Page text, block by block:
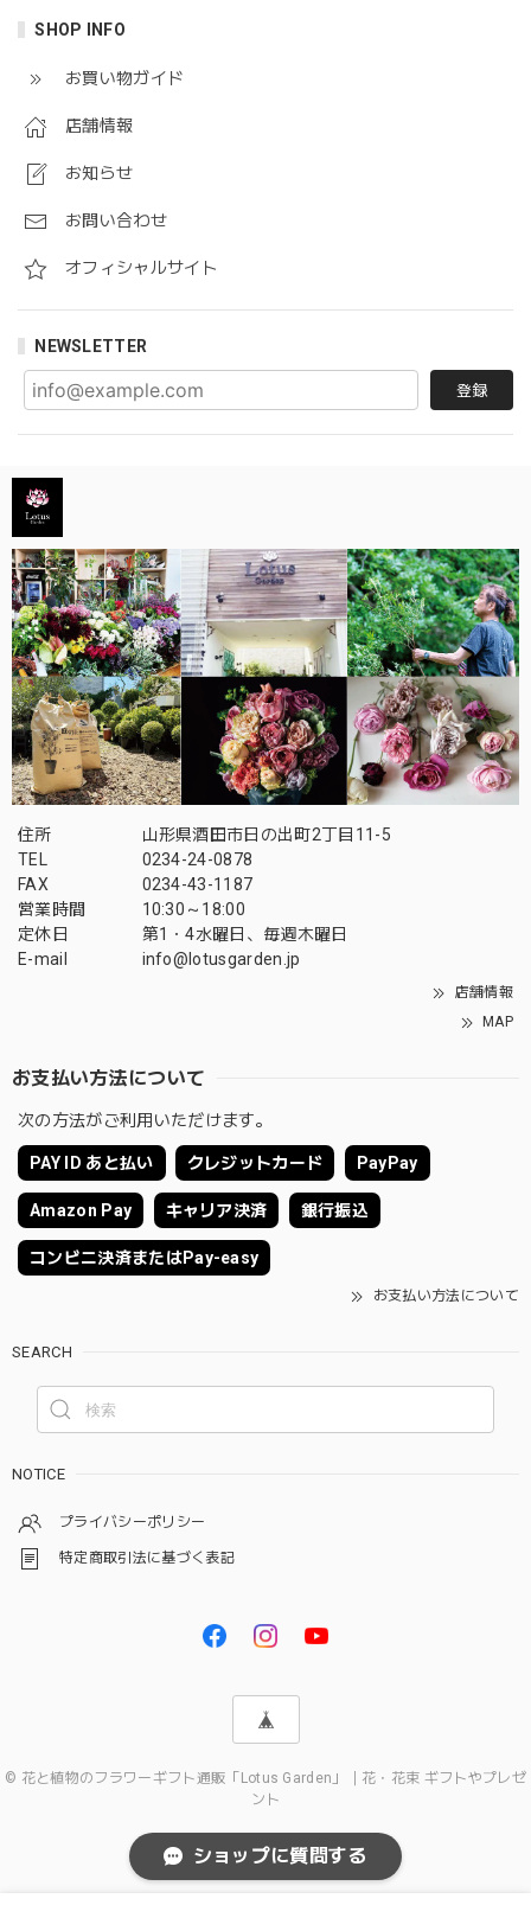
SHOP INFO
お買い物ガイド
店舗情報
お知らせ
お問い合わせ
オフィシャルサイト
NEWSLETTER
登録
住所
山形県酒田市日の出町2丁目11-5
TEL
0234-24-0878
FAX
0234-43-1187
営業時間
10:30～18:00
定休日
第1・4水曜日、毎週木曜日
E-mail
info@lotusgarden.jp
店舗情報
MAP
お支払い方法について
次の方法がご利用いただけます。
PAY ID あと払い クレジットカード PayPay
Amazon Pay キャリア決済 銀行振込
コンビニ決済またはPay-easy
お支払い方法について
SEARCH
NOTICE
プライバシーポリシー
特定商取引法に基づく表記
© 花と植物のフラワーギフト通販「Lotus Garden」｜花・花束 ギフトやプレゼ
ント
ショップに質問する